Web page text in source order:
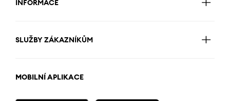
INFORMACE
SLUŽBY ZÁKAZNÍKŮM
MOBILNÍ APLIKACE